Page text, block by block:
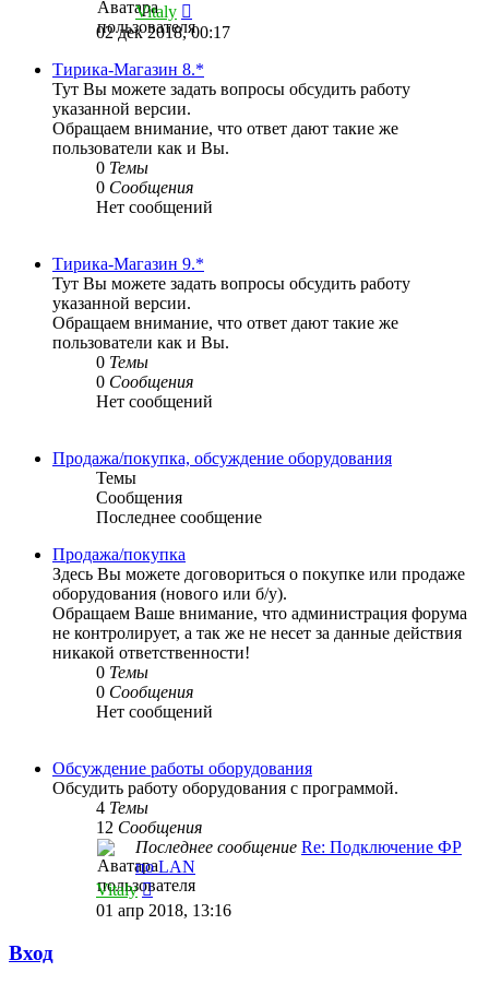
Vitaly
к
сообщению
02 дек 2018, 00:17
Тирика-Магазин 8.*
Тут Вы можете задать вопросы обсудить работу
указанной версии.
Обращаем внимание, что ответ дают такие же
пользователи как и Вы.
0 Темы
0 Сообщения
Нет сообщений
Тирика-Магазин 9.*
Тут Вы можете задать вопросы обсудить работу
указанной версии.
Обращаем внимание, что ответ дают такие же
пользователи как и Вы.
0 Темы
0 Сообщения
Нет сообщений
Продажа/покупка, обсуждение оборудования
Темы
Сообщения
Последнее сообщение
Продажа/покупка
Здесь Вы можете договориться о покупке или продаже
оборудования (нового или б/у).
Обращаем Ваше внимание, что администрация форума
не контролирует, а так же не несет за данные действия
никакой ответственности!
0 Темы
0 Сообщения
Нет сообщений
Обсуждение работы оборудования
Обсудить работу оборудования с программой.
4 Темы
12 Сообщения
Последнее сообщение Re: Подключение ФР
по LAN
Vitaly
Перейти
к
последнему
01 апр 2018, 13:16
Вход